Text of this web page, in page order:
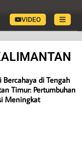
VIDEO
di Tengah
Timur: Pertumbuhan
Meningkat